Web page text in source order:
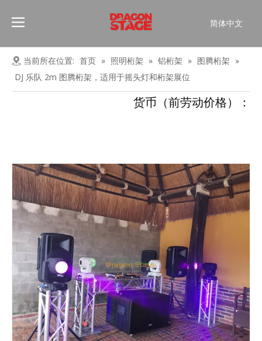
简体中文
Pусский
Français
العربية
当前所在位置: 首页 » 照明桁架 » 铝桁架 » 图腾桁架 »
DJ 乐队 2m 图腾桁架，适用于摇头灯和桁架展位
货币（前劳动价格）：